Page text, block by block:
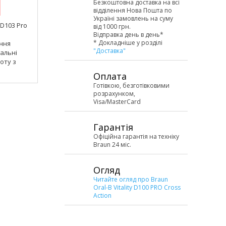
Pro
з
грн
Зубна щітка Braun Oral-B
Protect X Clean CrossAction
(D103.413.3). 2D-технологія
рухи, ретельне видалення
екстраделікатний).
хвилинний таймер (4 по 30
Кількість насадок: 1 («Cross
чищення зубів). Вологостійкий
Прогумована ручка.
зарядка. Система живлення:
акумулятор. Сумісна з усіма
Безкоштовна доставка на всі
відділення Нова Пошта по
Україні замовлень на суму
від 1000 грн.
Відправка день в день*
* Докладніше у розділі
"Доставка"
Оплата
Готівкою, безготівковими
розрахунком,
Visa/MasterCard
Гарантія
Офіційна гарантія на техніку
Braun 24 міс.
Огляд
Читайте огляд про Braun
Oral-B Vitality D100 PRO Cross
Action